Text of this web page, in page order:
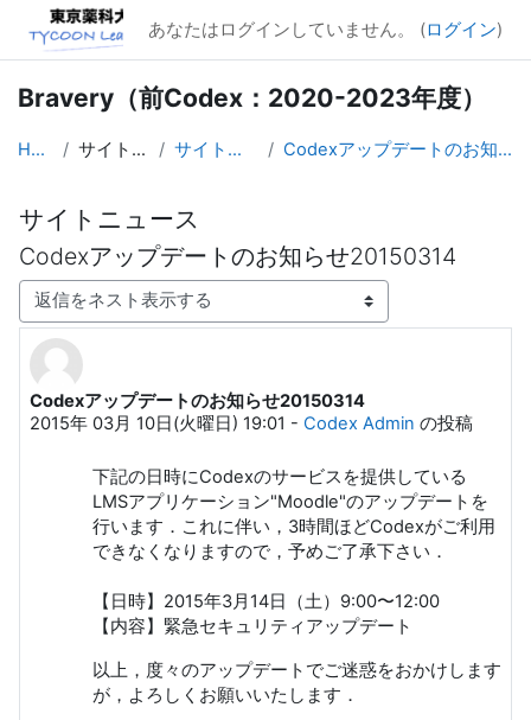
メインコンテンツへスキップする
あなたはログインしていません。 (ログイン)
Bravery（前Codex：2020-2023年度）
Home サイトページ サイトニュース Codexアップデートのお知らせ20150314
サイトニュース
Codexアップデートのお知らせ20150314
表示モード
Codexアップデートのお知らせ20150314
2015年 03月 10日(火曜日) 19:01 - Codex Admin の投稿
返信数: 0
下記の日時にCodexのサービスを提供している
LMSアプリケーション"Moodle"のアップデートを
行います．これに伴い，3時間ほどCodexがご利用
できなくなりますので，予めご了承下さい．
【日時】2015年3月14日（土）9:00〜12:00
【内容】緊急セキュリティアップデート
以上，度々のアップデートでご迷惑をおかけします
が，よろしくお願いいたします．